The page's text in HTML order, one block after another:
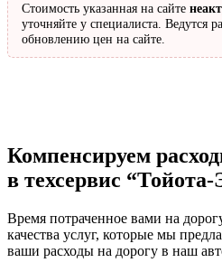
Стоимость указанная на сайте
уточняйте у специалиста. Ведутся
обновлению цен на сайте.
Компенсируем
в техсервис “Тойота-
Время потраченное вами на
качества услуг, которые мы
ваши расходы на дорогу в наш